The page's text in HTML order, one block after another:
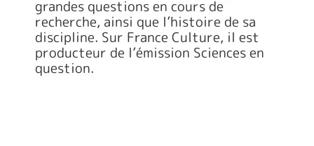
grandes questions en cours de
recherche, ainsi que l’histoire de sa
discipline. Sur France Culture, il est
producteur de l’émission Sciences en
question.